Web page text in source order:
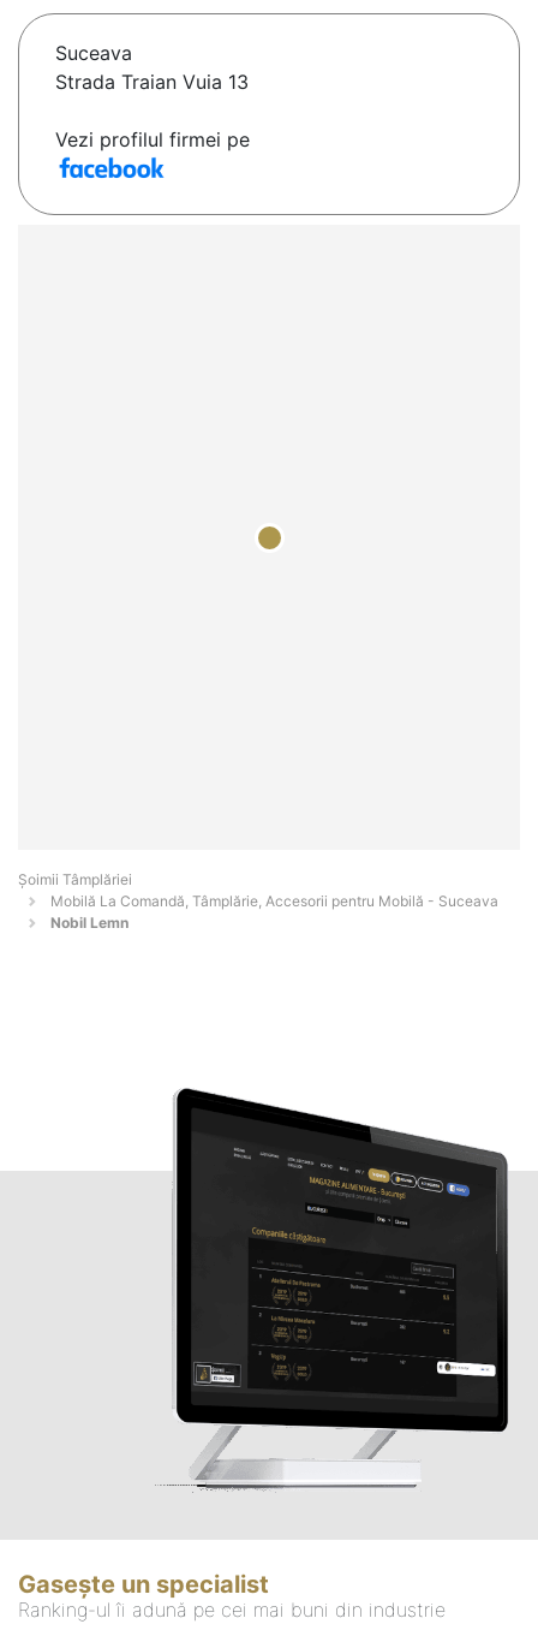
Suceava
Strada Traian Vuia 13
Vezi profilul firmei pe
Șoimii Tâmplăriei
Mobilă La Comandă, Tâmplărie, Accesorii pentru Mobilă - Suceava
Nobil Lemn
Gasește un specialist
Ranking-ul îi adună pe cei mai buni din industrie